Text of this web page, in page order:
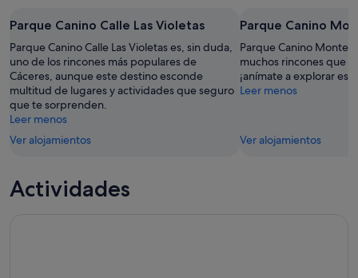
Parque Canino Calle Las Violetas
Parque Canino Calle Las Violetas es, sin duda,
uno de los rincones más populares de
Cáceres, aunque este destino esconde
multitud de lugares y actividades que seguro
que te sorprenden.
Leer menos
Ver alojamientos
Parque Canino
Parque Canino
muchos rincones que
¡anímate a explorar
Leer menos
Ver alojamientos
Actividades